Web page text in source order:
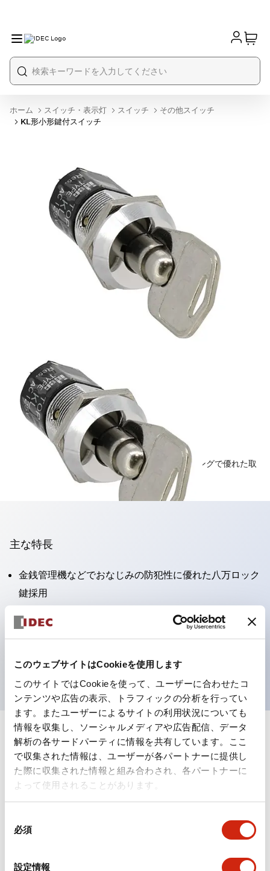
このウェブサイトはCookieを使用します
このサイトではCookieを使って、ユーザーに合わせたコ
ンテンツや広告の表示、トラフィックの分析を行ってい
ます。またユーザーによるサイトの利用状況についても
情報を収集し、ソーシャルメディアや広告配信、データ
解析の各サードパーティに情報を共有しています。ここ
で収集された情報は、ユーザーが各パートナーに提供し
た際に収集された情報と組み合わされ、各パートナーに
よって使用されることがあります。
必須
設定情報
ホーム スイッチ・表示灯 スイッチ
その他スイッチ
KL形小形鍵付スイッチ
KL形小形鍵付スイッチ
防犯性に優れた八万ロック鍵タイプ 金属製ハウジングで優れた取
付強度を実現 3A IP40
主な特長
金銭管理機などでおなじみの防犯性に優れた八万ロック
鍵採用
接点は高性能マイクロスイッチ（金接点・銀接点）
特注品としてユーザ様専用の鍵ナンバー違いもご用意
4 を表示 フィルター